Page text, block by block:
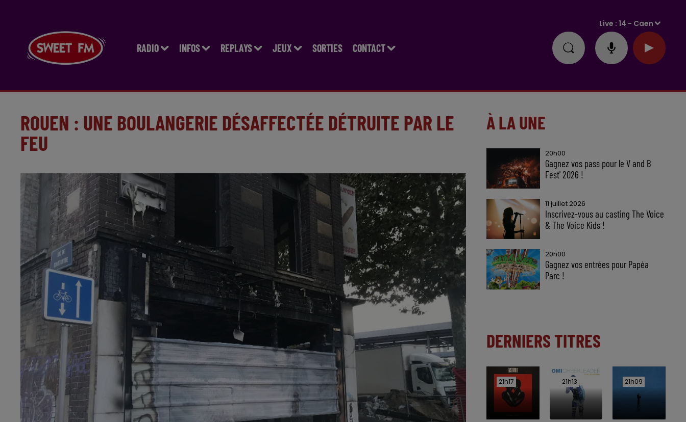
RADIO INFOS REPLAYS JEUX SORTIES CONTACT
Live :14 - Caen
ROUEN : UNE BOULANGERIE DÉSAFFECTÉE DÉTRUITE PAR LE
FEU
À LA UNE
20h00
Gagnez vos pass pour le V and B
Fest' 2026 !
11 juillet 2026
Inscrivez-vous au casting The Voice
& The Voice Kids !
20h00
Gagnez vos entrées pour Papéa
Parc !
DERNIERS TITRES
21h17
21h17 21h13
21h13 21h09
21h09